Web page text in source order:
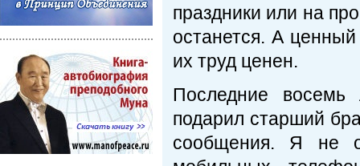
праздники или на
останется. А
их труд ценен.
Последние
подарил старший
сообщения. Я не